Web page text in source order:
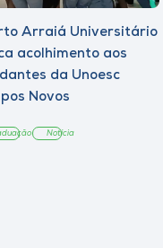
Arraiá Universitário
acolhimento aos
da Unoesc
Novos
Notícia